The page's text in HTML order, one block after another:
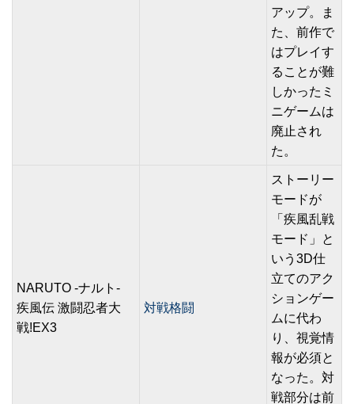
アップ。ま
た、前作で
はプレイす
ることが難
しかったミ
ニゲームは
廃止され
た。
NARUTO -ナルト-
疾風伝 激闘忍者大
戦!EX3
対戦格闘
ストーリー
モードが
「疾風乱戦
モード」と
いう3D仕
立てのアク
ションゲー
ムに代わ
り、視覚情
報が必須と
なった。対
戦部分は前